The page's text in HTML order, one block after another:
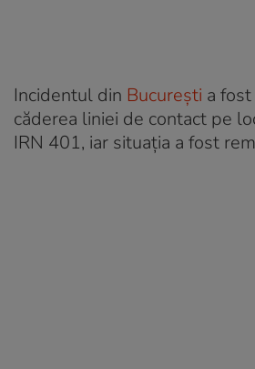
Incidentul din București a
căderea liniei de contact pe
IRN 401, iar situația a fost